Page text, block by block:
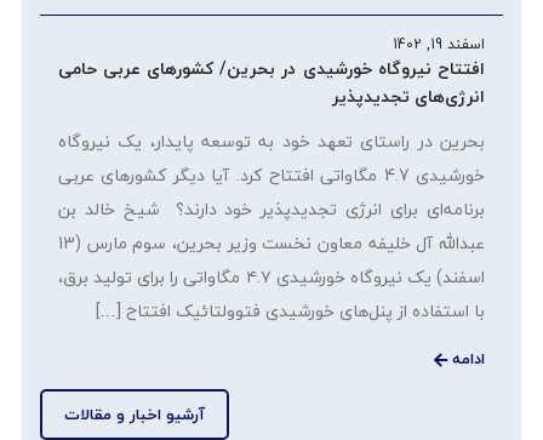
اسفند 19, 1402
افتتاح نیروگاه خورشیدی در بحرین/ کشورهای عربی حامی
انرژی‌های تجدیدپذیر
بحرین در راستای تعهد خود به توسعه پایدار، یک نیروگاه
خورشیدی 4.7 مگاواتی افتتاح کرد. آیا دیگر کشورهای عربی
برنامه‌ای برای انرژی تجدیدپذیر خود دارند؟ شیخ خالد بن
عبدالله آل خلیفه معاون نخست وزیر بحرین، سوم مارس (13
اسفند) یک نیروگاه خورشیدی ۴.۷ مگاواتی را برای تولید برق،
با استفاده از پنل‌های خورشیدی فتوولتائیک افتتاح […]
ادامه
آرشیو اخبار و مقالات